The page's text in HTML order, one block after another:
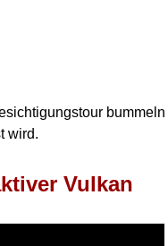
wird.
Vulkan